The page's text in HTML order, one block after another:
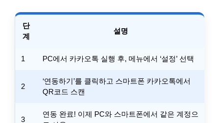
단
계
설명
1 PC에서 카카오톡 실행 후, 메뉴에서 ‘설정’ 선택
2
‘연동하기’를 클릭하고 스마트폰 카카오톡에서
QR코드 스캔
3
연동 완료! 이제 PC와 스마트폰에서 같은 계정으